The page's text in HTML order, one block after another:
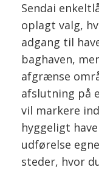
Sendai
oplagt valg,
adgang til
baghaven,
afgrænse
afslutning på
vil markere
hyggeligt
udførelse
steder, hvor